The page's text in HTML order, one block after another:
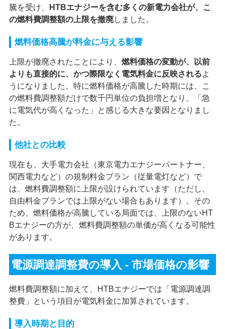
騰を受け、
HTBエナジーを含む多くの新電力会社が、こ
の燃料費調整額の上限を撤廃しました。
燃料価格高騰が料金に与える影響
上限が撤廃されたことにより、 燃料価格の変動が、以前
よりも直接的に、かつ際限なく電気料金に反映されるよ
うになりました。特に燃料価格が高騰した時期には、こ
の燃料費調整額だけで数千円単位の負担増となり、「急
に電気代が高くなった」と感じる大きな要因となりまし
た。
他社との比較
現在も、大手電力会社（東京電力エナジーパートナー、
関西電力など）の規制料金プラン（従量電灯など）で
は、燃料費調整額に上限が設けられています（ただし、
自由料金プランでは上限がない場合もあります）。その
ため、燃料価格が高騰している局面では、上限のないHT
Bエナジーの方が、燃料費調整額の単価が高くなる可能性
があります。
電源調達調整費の導入 - 市場価格の影響
燃料費調整額に加えて、HTBエナジーでは「電源調達調
整費」という項目が電気料金に加算されています。
導入時期と目的